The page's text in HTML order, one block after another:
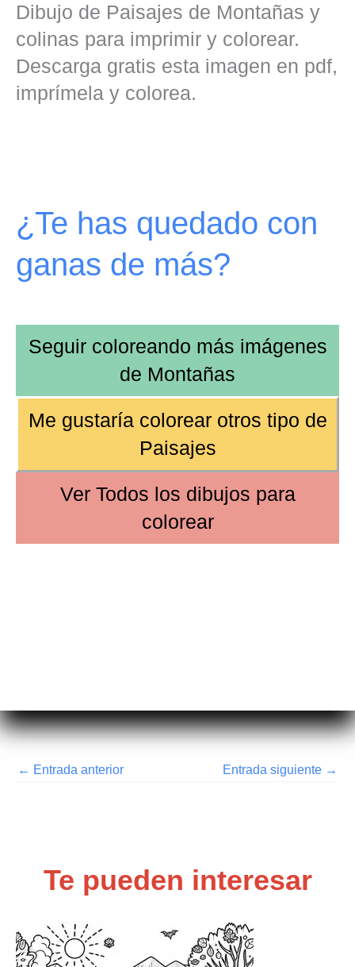
Dibujo de Paisajes de Montañas y
colinas para imprimir y colorear.
Descarga gratis esta imagen en pdf,
imprímela y colorea.
¿Te has quedado con
ganas de más?
Seguir coloreando más imágenes
de Montañas
Me gustaría colorear otros tipo de
Paisajes
Ver Todos los dibujos para
colorear
← Entrada anterior Entrada siguiente →
Te pueden interesar